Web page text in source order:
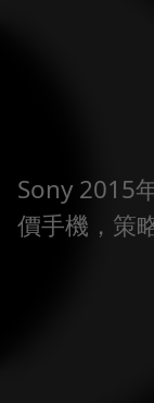
Sony 2015
價手機，策